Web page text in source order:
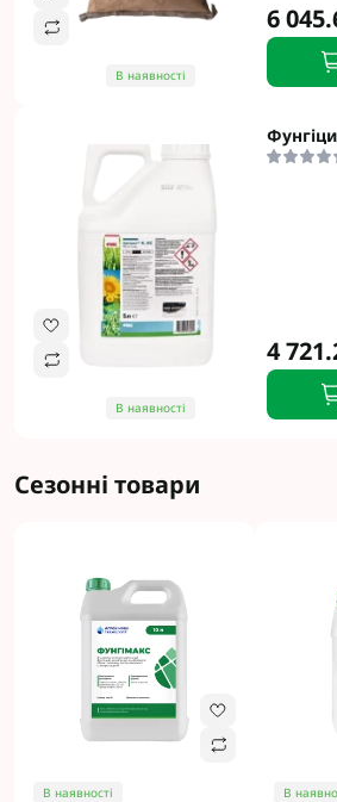
В наявності
6
В наявності
4
Сезонні товари
В наявності В